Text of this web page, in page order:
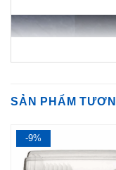
SẢN PHẨM
-9%